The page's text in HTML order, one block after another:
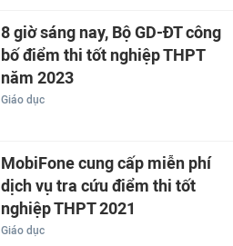
8 giờ sáng nay, Bộ GD-ĐT công
bố điểm thi tốt nghiệp THPT
năm 2023
Giáo dục
MobiFone cung cấp miễn phí
dịch vụ tra cứu điểm thi tốt
nghiệp THPT 2021
Giáo dục